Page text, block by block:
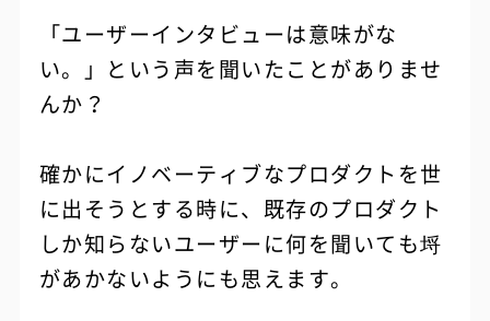
「ユーザーインタビューは意味がな
い。」という声を聞いたことがありませ
んか？
確かにイノベーティブなプロダクトを世
に出そうとする時に、既存のプロダクト
しか知らないユーザーに何を聞いても埒
があかないようにも思えます。